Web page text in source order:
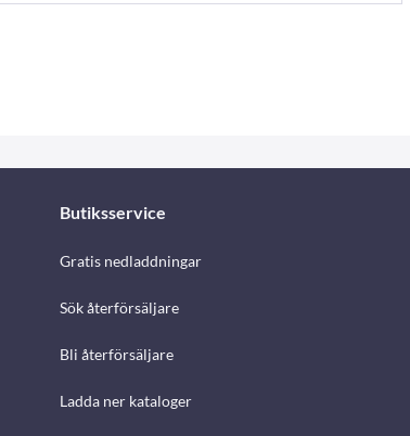
Butiksservice
Gratis nedladdningar
Sök återförsäljare
Bli återförsäljare
Ladda ner kataloger